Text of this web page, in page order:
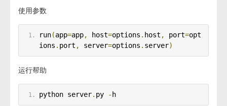
使用参数
run(app=app, host=options . host , port=opt
ions . port , server=options . server)
运行帮助
python server. py - h